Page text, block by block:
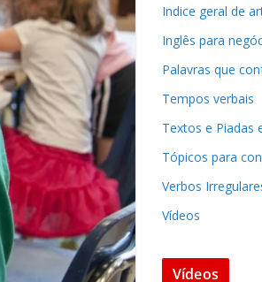
Indice geral de
Inglês para
Palavras que
Tempos verbais
Textos e Piadas
Tópicos para
Verbos
Vídeos
Vídeos